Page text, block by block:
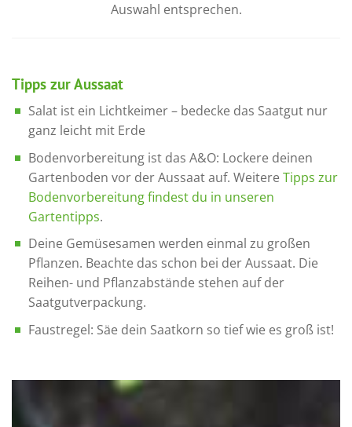
Auswahl entsprechen.
Tipps zur Aussaat
Salat ist ein Lichtkeimer – bedecke das Saatgut nur
ganz leicht mit Erde
Bodenvorbereitung ist das A&O: Lockere deinen
Gartenboden vor der Aussaat auf. Weitere Tipps zur
Bodenvorbereitung findest du in unseren
Gartentipps.
Deine Gemüsesamen werden einmal zu großen
Pflanzen. Beachte das schon bei der Aussaat. Die
Reihen- und Pflanzabstände stehen auf der
Saatgutverpackung.
Faustregel: Säe dein Saatkorn so tief wie es groß ist!